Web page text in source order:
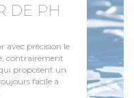
DE PH
avec précision le
contrairement
proposent un
facile à